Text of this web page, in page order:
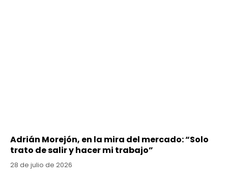
Adrián Morejón, en la mira del mercado: “Solo
trato de salir y hacer mi trabajo”
28 de julio de 2026